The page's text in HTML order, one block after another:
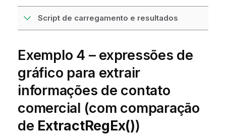
Script de carregamento e resultados
Exemplo 4 – expressões de
gráfico para extrair
informações de contato
comercial (com comparação
de ExtractRegEx())